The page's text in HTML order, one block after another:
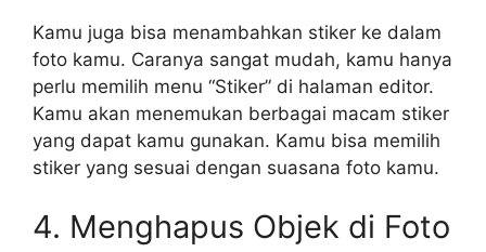
Kamu juga bisa menambahkan stiker ke dalam
foto kamu. Caranya sangat mudah, kamu hanya
perlu memilih menu “Stiker” di halaman editor.
Kamu akan menemukan berbagai macam stiker
yang dapat kamu gunakan. Kamu bisa memilih
stiker yang sesuai dengan suasana foto kamu.
4. Menghapus Objek di Foto